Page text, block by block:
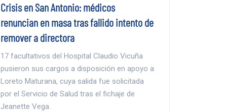
Crisis en San Antonio: médicos
renuncian en masa tras fallido intento de
remover a directora
17 facultativos del Hospital Claudio Vicuña
pusieron sus cargos a disposición en apoyo a
Loreto Maturana, cuya salida fue solicitada
por el Servicio de Salud tras el fichaje de
Jeanette Vega.